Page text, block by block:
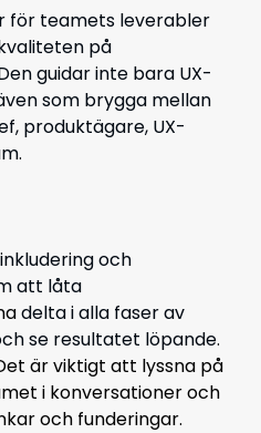
för teamets leverabler
på
guidar inte bara UX-
som brygga mellan
produktägare, UX-
och
att låta
delta i alla faser av
se resultatet löpande.
är viktigt att lyssna på
i konversationer och
och funderingar.